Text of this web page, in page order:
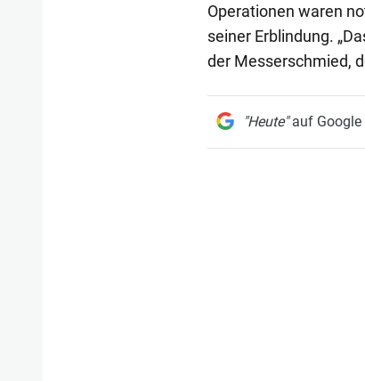
Operationen waren
seiner Erblindung.
der Messerschmied,
"Heute"auf Google